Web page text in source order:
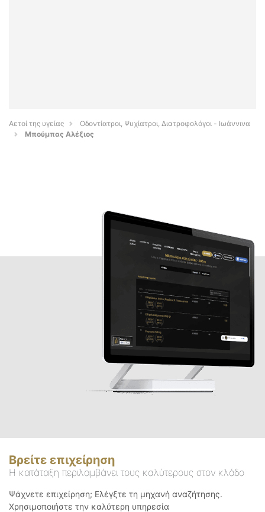
Αετοί της υγείας
Οδοντίατροι, Ψυχίατροι, Διατροφολόγοι - Ιωάννινα
Μπούμπας Αλέξιος
Βρείτε επιχείρηση
Η κατάταξη περιλαμβάνει τους καλύτερους στον κλάδο
Ψάχνετε επιχείρηση; Ελέγξτε τη μηχανή αναζήτησης.
Χρησιμοποιήστε την καλύτερη υπηρεσία